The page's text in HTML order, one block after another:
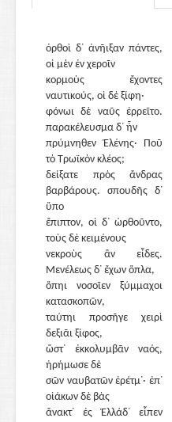
ὀρθοὶ δ᾽ ἀνῆιξαν πάντες,
οἱ μὲν ἐν χεροῖν
κορμοὺς ἔχοντες
ναυτικούς, οἱ δὲ ξίφη·
φόνωι δὲ ναῦς ἐρρεῖτο.
παρακέλευσμα δ᾽ ἦν
πρύμνηθεν Ἑλένης· Ποῦ
τὸ Τρωϊκὸν κλέος;
δείξατε πρὸς ἄνδρας
βαρβάρους. σπουδῆς δ᾽
ὕπο
ἔπιπτον, οἱ δ᾽ ὠρθοῦντο,
τοὺς δὲ κειμένους
νεκροὺς ἂν εἶδες.
Μενέλεως δ᾽ ἔχων ὅπλα,
ὅπηι νοσοῖεν ξύμμαχοι
κατασκοπῶν,
ταύτηι προσῆγε χειρὶ
δεξιᾶι ξίφος,
ὥστ᾽ ἐκκολυμβᾶν ναός,
ἠρήμωσε δὲ
σῶν ναυβατῶν ἐρέτμ᾽· ἐπ᾽
οἰάκων δὲ βὰς
ἄνακτ᾽ ἐς Ἑλλάδ᾽ εἶπεν